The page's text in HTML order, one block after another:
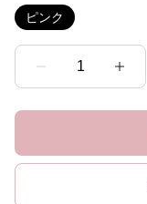
ピンク
1